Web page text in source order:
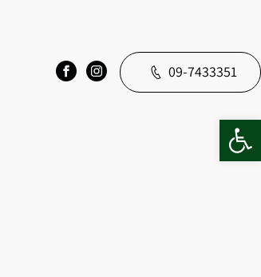
פתח סרגל נגישות
09-7433351